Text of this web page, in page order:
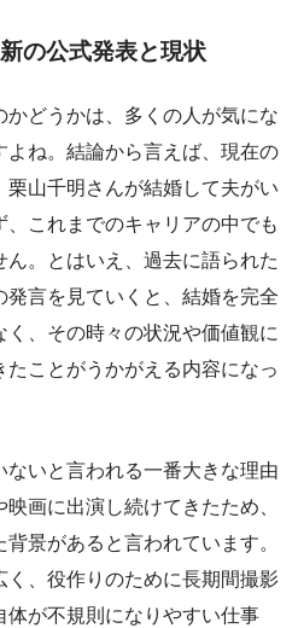
の公式発表と現状
どうかは、多くの人が気にな
よね。結論から言えば、現在の
山千明さんが結婚して夫がい
、これまでのキャリアの中でも
。とはいえ、過去に語られた
言を見ていくと、結婚を完全
、その時々の状況や価値観に
たことがうかがえる内容になっ
いと言われる一番大きな理由
画に出演し続けてきたため、
景があると言われています。
、役作りのために長期間撮影
体が不規則になりやすい仕事